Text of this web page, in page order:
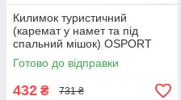
Килимок туристичний
(каремат у намет та під
спальний мішок) OSPORT
Tourist 10мм (FI-0082)
Фіолетово-салатовий
Готово до відправки
432 ₴ 731 ₴